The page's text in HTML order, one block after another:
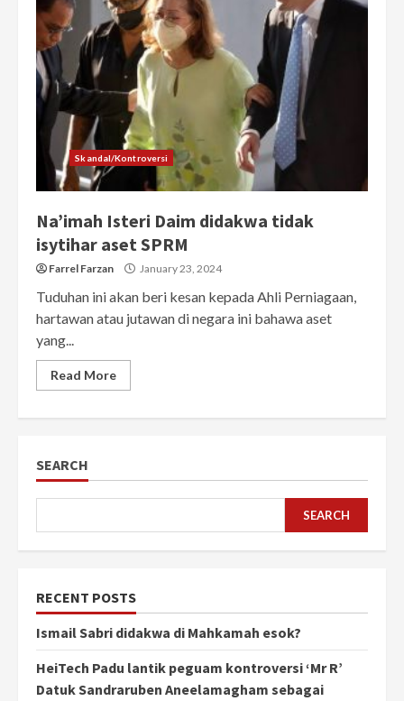
Skandal/Kontroversi
Na’imah Isteri Daim didakwa tidak
isytihar aset SPRM
Farrel Farzan January 23, 2024
Tuduhan ini akan beri kesan kepada Ahli Perniagaan,
hartawan atau jutawan di negara ini bahawa aset
yang...
Read More
SEARCH
SEARCH
RECENT POSTS
Ismail Sabri didakwa di Mahkamah esok?
HeiTech Padu lantik peguam kontroversi ‘Mr R’
Datuk Sandraruben Aneelamagham sebagai